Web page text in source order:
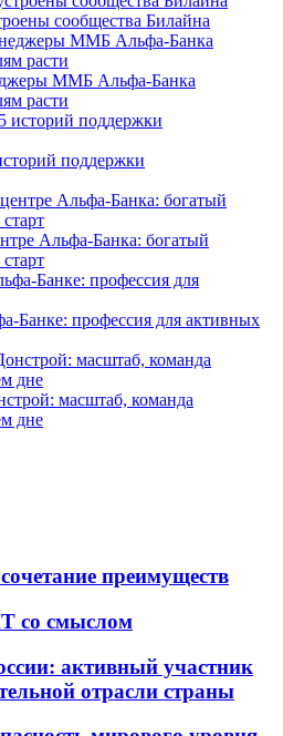
сообщества Билайна
ММБ Альфа-Банка
расти
поддержки
Альфа-Банка: богатый
Банке: профессия для активных
масштаб, команда
дне
преимуществ
со смыслом
активный участник
отрасли страны